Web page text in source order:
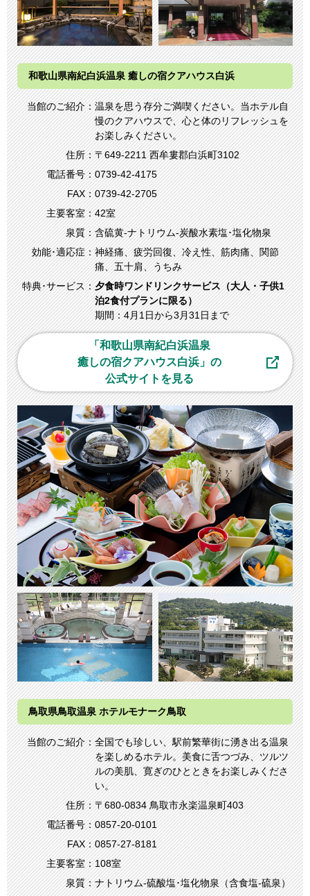
和歌山県南紀白浜温泉 癒しの宿クアハウス白浜
当館のご紹介：温泉を思う存分ご満喫ください。当ホテル⾃
慢のクアハウスで、心と体のリフレッシュを
お楽しみください。
住所：〒649-2211 ⻄牟婁郡白浜町3102
電話番号：0739-42-4175
FAX：0739-42-2705
主要客室：42室
泉質：含硫黄-ナトリウム-炭酸水素塩･塩化物泉
効能･適応症：神経痛、疲労回復、冷え性、筋肉痛、関節
痛、五十肩、うちみ
特典･サービス：夕食時ワンドリンクサービス（大人・子供1
泊2食付プランに限る）
期間：4月1日から3月31日まで
「和歌山県南紀白浜温泉
癒しの宿クアハウス白浜」の
公式サイトを見る
鳥取県鳥取温泉 ホテルモナーク鳥取
当館のご紹介：全国でも珍しい、駅前繁華街に湧き出る温泉
を楽しめるホテル。美食に舌つづみ、ツルツ
ルの美肌、寛ぎのひとときをお楽しみくださ
い。
住所：〒680-0834 鳥取市永楽温泉町403
電話番号：0857-20-0101
FAX：0857-27-8181
主要客室：108室
泉質：ナトリウム-硫酸塩･塩化物泉（含食塩-硫泉）